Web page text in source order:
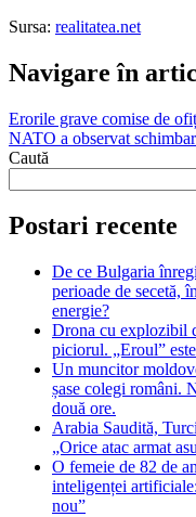
Sursa: realitatea.net
Navigare în
Erorile grave comise de
NATO a observat
Caută
Postari recente
De ce Bulgaria
perioade de secetă,
energie?
Drona cu explozibil
piciorul. „Eroul”
Un muncitor
șase colegi români.
două ore.
Arabia Saudită,
„Orice atac armat
O femeie de 82 de
inteligenței
nou”